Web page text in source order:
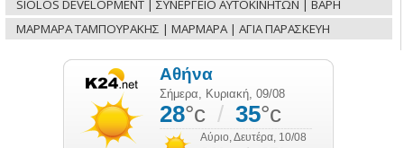
SIOLOS DEVELOPMENT | ΣΥΝΕΡΓΕΙΟ ΑΥΤΟΚΙΝΗΤΩΝ | ΒΑΡΗ
ΜΑΡΜΑΡΑ ΤΑΜΠΟΥΡΑΚΗΣ | ΜΑΡΜΑΡΑ | ΑΓΙΑ ΠΑΡΑΣΚΕΥΗ